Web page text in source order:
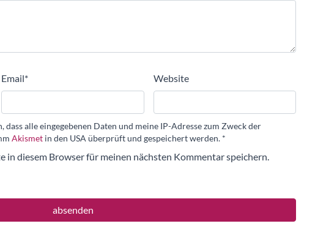
Email* Website
alle eingegebenen Daten und meine IP-Adresse zum Zweck der
Akismet in den USA überprüft und gespeichert werden. *
in diesem Browser für meinen nächsten Kommentar speichern.